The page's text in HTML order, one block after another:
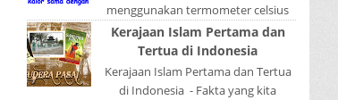
menggunakan termometer celsius
akan bernilai 45. Berapa nilai yang
ditunjukkan oleh termometer
Reamur, ...
Kerajaan Islam Pertama dan
Tertua di Indonesia
Kerajaan Islam Pertama dan Tertua
di Indonesia - Fakta yang kita